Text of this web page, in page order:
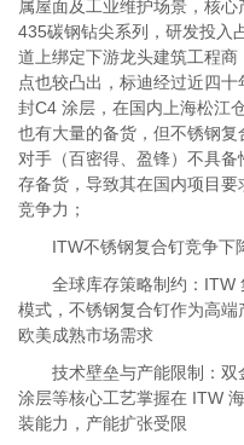
属屋面及工业维护场景，核
435碳钢钻尖系列，研发投入
道上绑定下游龙头建筑工程
点也较凸出，标迪经过近四
封C4 涂层，在国内上海松江
也有大量的备货，但不锈钢
对手（百密得、盈锋）不具
存备货，导致其在国内项目
竞争力；
ITW不锈钢复合钉竞争下
全球库存策略制约：ITW
模式，不锈钢复合钉作为高
欧美成熟市场需求
技术壁垒与产能限制：
涂层等核心工艺掌握在 ITW
装能力，产能扩张受限